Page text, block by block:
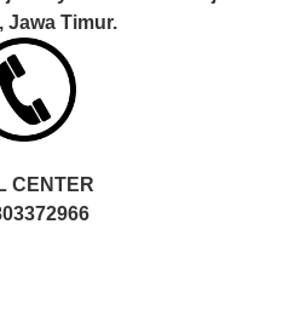
Jawa Timur.
CENTER